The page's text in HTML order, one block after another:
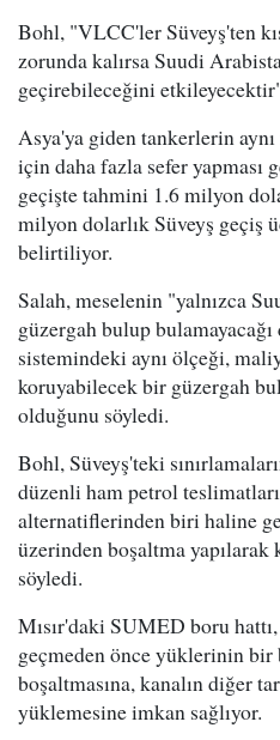
Bohl, "VLCC'ler Süveyş'ten
zorunda kalırsa Suudi
geçirebileceğini
Asya'ya giden tankerlerin
için daha fazla sefer yapması
geçişte tahmini 1.6 milyon
milyon dolarlık Süveyş geçiş
belirtiliyor.
Salah, meselenin "yalnızca
güzergah bulup
sistemindeki aynı ölçeği,
koruyabilecek bir güzergah
olduğunu söyledi.
Bohl, Süveyş'teki
düzenli ham petrol
alternatiflerinden biri haline
üzerinden boşaltma
söyledi.
Mısır'daki SUMED boru
geçmeden önce yüklerinin
boşaltmasına, kanalın diğer
yüklemesine imkan sağlıyor.